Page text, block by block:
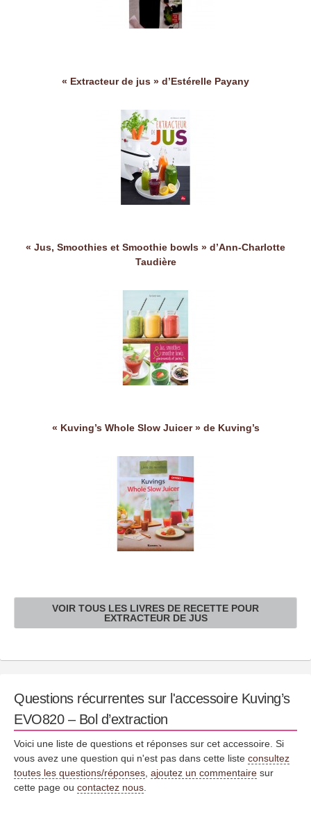
« Extracteur de jus » d’Estérelle Payany
« Jus, Smoothies et Smoothie bowls » d’Ann-Charlotte
Taudière
« Kuving’s Whole Slow Juicer » de Kuving’s
VOIR TOUS LES LIVRES DE RECETTE POUR
EXTRACTEUR DE JUS
Questions récurrentes sur l'accessoire Kuving’s
EVO820 – Bol d’extraction
Voici une liste de questions et réponses sur cet accessoire. Si
vous avez une question qui n'est pas dans cette liste consultez
toutes les questions/réponses ajoutez un commentaire sur
cette page ou contactez nous